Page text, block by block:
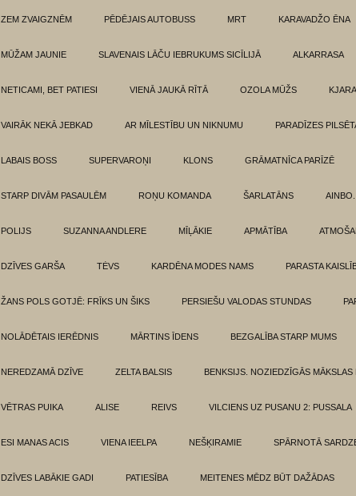
ZEM ZVAIGZNĒM PĒDĒJAIS AUTOBUSS MRT KARAVADŽO ĒNA
MŪŽAM JAUNIE SLAVENAIS LĀČU IEBRUKUMS SICĪLIJĀ ALKARRASA
NETICAMI, BET PATIESI VIENĀ JAUKĀ RĪTĀ OZOLA MŪŽS KJARA
VAIRĀK NEKĀ JEBKAD AR MĪLESTĪBU UN NIKNUMU PARADĪZES
LABAIS BOSS SUPERVAROŅI KLONS GRĀMATNĪCA PARĪZĒ
STARP DIVĀM PASAULĒM ROŅU KOMANDA ŠARLATĀNS
POLIJS SUZANNA ANDLERE MĪĻĀKIE APMĀTĪBA
DZĪVES GARŠA TĖVS KARDĒNA MODES NAMS PARASTA
ŽANS POLS GOTJĒ: FRĪKS UN ŠIKS PERSIEŠU VALODAS STUNDAS
NOLĀDĒTAIS IERĒDNIS MĀRTINS ĪDENS BEZGALĪBA STARP MUMS
NEREDZAMĀ DZĪVE ZELTA BALSIS BENKSIJS. NOZIEDZĪGĀS MĀKSLAS
VĒTRAS PUIKA ALISE REIVS VILCIENS UZ PUSANU 2: PUSSALA
ESI MANAS ACIS VIENA IEELPA NEŠĶIRAMIE SPĀRNOTĀ
DZĪVES LABĀKIE GADI PATIESĪBA MEITENES MĒDZ BŪT DAŽĀDAS